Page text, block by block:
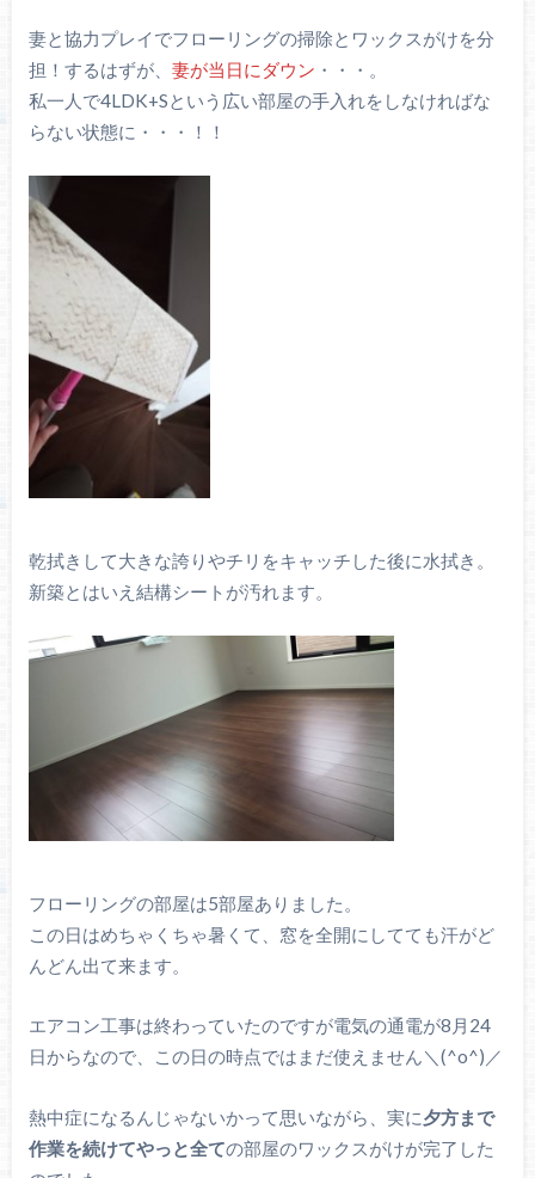
妻と協力プレイでフローリングの掃除とワックスがけを分
担！するはずが、 妻が当日にダウン ・・・。
私一人で4LDK+Sという広い部屋の手入れをしなければな
らない状態に・・・！！
乾拭きして大きな誇りやチリをキャッチした後に水拭き。
新築とはいえ結構シートが汚れます。
フローリングの部屋は5部屋ありました。
この日はめちゃくちゃ暑くて、窓を全開にしてても汗がど
んどん出て来ます。
エアコン工事は終わっていたのですが電気の通電が8月24
日からなので、この日の時点ではまだ使えません＼(^o^)／
熱中症になるんじゃないかって思いながら、実に夕方まで
作業を続けてやっと全ての部屋のワックスがけが完了した